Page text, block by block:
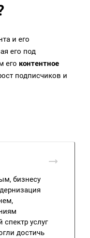
и его
его под
его контентное
подписчиков и
бизнесу
услуг
достичь